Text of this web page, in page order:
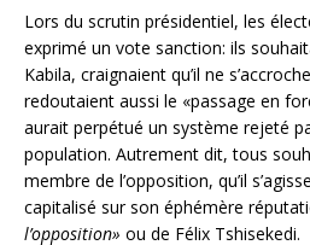
Lors du scrutin présidentiel, les
exprimé un vote sanction: ils
Kabila, craignaient qu’il ne
redoutaient aussi le «passage en
aurait perpétué un système rejeté
population. Autrement dit, tous
membre de l’opposition, qu’il
capitalisé sur son éphémère
l’opposition» ou de Félix Tshisekedi.